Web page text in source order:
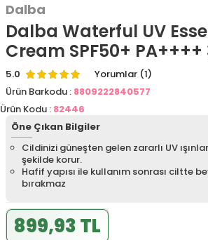
Dalba
Dalba Waterful UV
Cream SPF50+
5.0
Yorumlar (1)
Ürün Barkodu : 8809222840577
Ürün Kodu : 82446
Öne Çıkan Bilgiler
Cildinizi güneşten gelen zararlı UV
şekilde korur.
Hafif yapısı ile kullanım sonrası ciltte
bırakmaz
899,93 TL